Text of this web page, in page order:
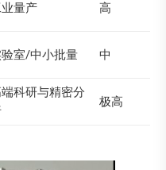
量产 高
验室/中小批量 中
科研与精密分
极高